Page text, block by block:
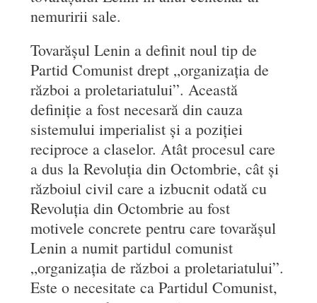
nemuririi sale.
Tovarășul Lenin a definit noul tip de
Partid Comunist drept „organizația de
război a proletariatului”. Această
definiție a fost necesară din cauza
sistemului imperialist și a poziției
reciproce a claselor. Atât procesul care
a dus la Revoluția din Octombrie, cât și
războiul civil care a izbucnit odată cu
Revoluția din Octombrie au fost
motivele concrete pentru care tovarășul
Lenin a numit partidul comunist
„organizația de război a proletariatului”.
Este o necesitate ca Partidul Comunist,